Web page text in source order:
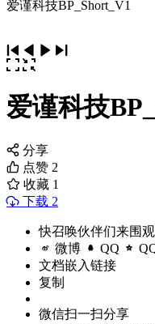
爱谨科技BP_Short_V1
爱谨科技
分享
点赞 2
收藏 1
下载 2
快召唤伙伴们来围
微博 QQ
文档嵌入链接
复制
微信扫一扫分享